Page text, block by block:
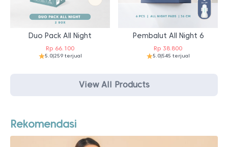
Duo Pack All Night
Rp 66.100
5.0|259 terjual
Pembalut All Night 6
Rp 38.800
5.0|545 terjual
View All Products
Rekomendasi